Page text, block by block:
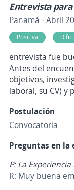
Entrevista
Panamá · Abril
Positiva
entrevista fue
Antes del
objetivos,
laboral, su CV) y
Postulación
Convocatoria
Preguntas en
P: La
R: Muy buena